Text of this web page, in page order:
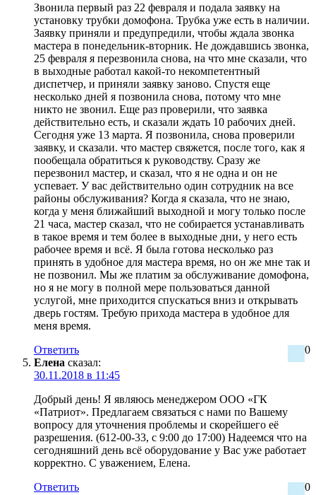
Звонила первый раз 22 февраля и подала заявку на
установку трубки домофона. Трубка уже есть в наличии.
Заявку приняли и предупредили, чтобы ждала звонка
мастера в понедельник-вторник. Не дождавшись звонка,
25 февраля я перезвонила снова, на что мне сказали, что
в выходные работал какой-то некомпетентный
диспетчер, и приняли заявку заново. Спустя еще
несколько дней я позвонила снова, потому что мне
никто не звонил. Еще раз проверили, что заявка
действительно есть, и сказали ждать 10 рабочих дней.
Сегодня уже 13 марта. Я позвонила, снова проверили
заявку, и сказали. что мастер свяжется, после того, как я
пообещала обратиться к руководству. Сразу же
перезвонил мастер, и сказал, что я не одна и он не
успевает. У вас действительно один сотрудник на все
районы обслуживания? Когда я сказала, что не знаю,
когда у меня ближайший выходной и могу только после
21 часа, мастер сказал, что не собирается устанавливать
в такое время и тем более в выходные дни, у него есть
рабочее время и всё. Я была готова несколько раз
принять в удобное для мастера время, но он же мне так и
не позвонил. Мы же платим за обслуживание домофона,
но я не могу в полной мере пользоваться данной
услугой, мне приходится спускаться вниз и открывать
дверь гостям. Требую прихода мастера в удобное для
меня время.
0
Ответить
Елена сказал:
30.11.2018 в 11:45
Добрый день! Я являюсь менеджером ООО «ГК
«Патриот». Предлагаем связаться с нами по Вашему
вопросу для уточнения проблемы и скорейшего её
разрешения. (612-00-33, с 9:00 до 17:00) Надеемся что на
сегодняшний день всё оборудование у Вас уже работает
корректно. С уважением, Елена.
0
Ответить